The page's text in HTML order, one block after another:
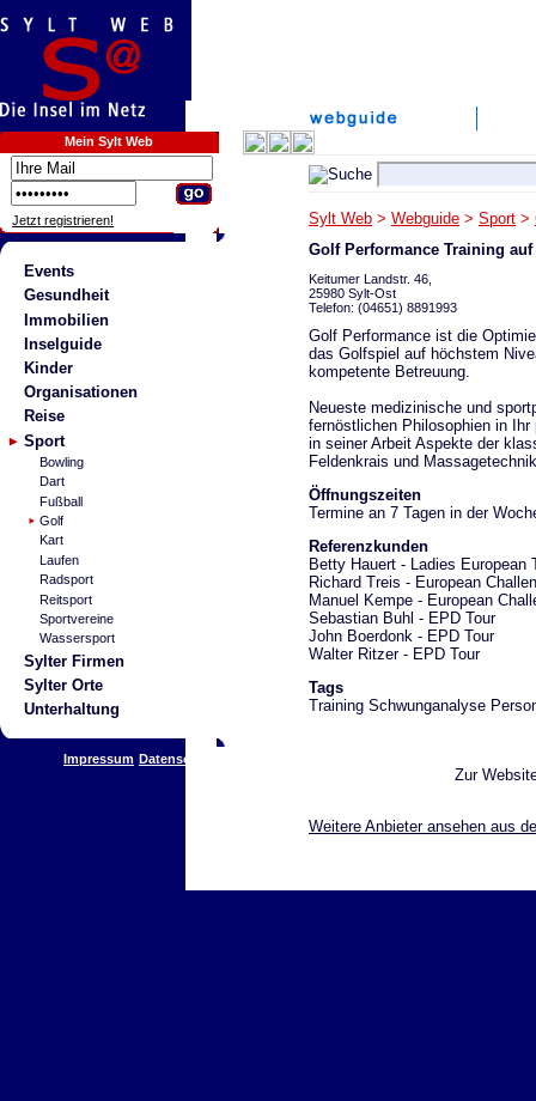
Mein Sylt Web
Jetzt registrieren!
Events
Gesundheit
Immobilien
Inselguide
Kinder
Organisationen
Reise
Sport
Bowling
Dart
Fußball
Golf
Kart
Laufen
Radsport
Reitsport
Sportvereine
Wassersport
Sylter Firmen
Sylter Orte
Unterhaltung
Impressum Datenschutz
Sylt Web > Webguide > Sport >
Golf Performance Training
Keitumer Landstr. 46,
25980 Sylt-Ost
Telefon: (04651) 8891993
Golf Performance ist die
das Golfspiel auf höchstem
kompetente Betreuung.
Neueste medizinische und
fernöstlichen Philosophien in
in seiner Arbeit Aspekte der
Feldenkrais und
Öffnungszeiten
Termine an 7 Tagen in der
Referenzkunden
Betty Hauert - Ladies European
Richard Treis - European
Manuel Kempe - European
Sebastian Buhl - EPD Tour
John Boerdonk - EPD Tour
Walter Ritzer - EPD Tour
Tags
Training Schwunganalyse
Zur
Weitere Anbieter ansehen aus